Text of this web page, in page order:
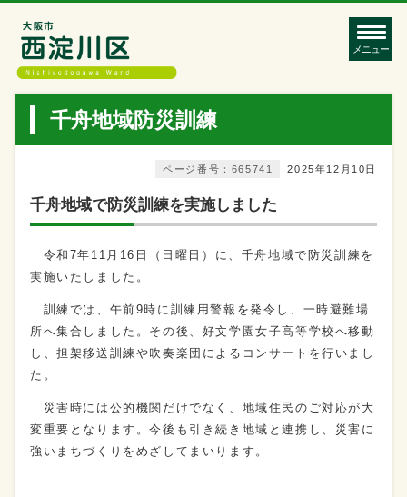
メニュー
千舟地域防災訓練
2025年12月10日
ページ番号：665741
千舟地域で防災訓練を実施しました
令和7年11月16日（日曜日）に、千舟地域で防災訓練を
実施いたしました。
訓練では、午前9時に訓練用警報を発令し、一時避難場
所へ集合しました。その後、好文学園女子高等学校へ移動
し、担架移送訓練や吹奏楽団によるコンサートを行いまし
た。
災害時には公的機関だけでなく、地域住民のご対応が大
変重要となります。今後も引き続き地域と連携し、災害に
強いまちづくりをめざしてまいります。